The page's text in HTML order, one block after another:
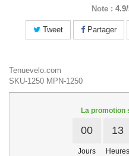
Note :
Tweet Partager
Tenuevelo.com
SKU-1250 MPN-1250
La promotion
00
Jours
13
Heures